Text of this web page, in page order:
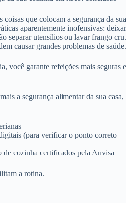
que colocam a segurança da sua
aparentemente inofensivas: deixar
separar utensílios ou lavar frango cru.
causar grandes problemas de saúde.
você garante refeições mais seguras e
a segurança alimentar da sua casa,
(para verificar o ponto correto
de cozinha certificados pela Anvisa
a rotina.